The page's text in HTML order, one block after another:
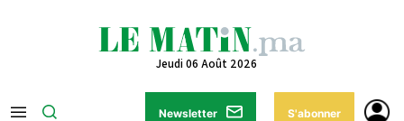
Jeudi 06 Août 2026
Newsletter S'abonner